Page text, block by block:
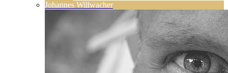
Johannes Willwacher